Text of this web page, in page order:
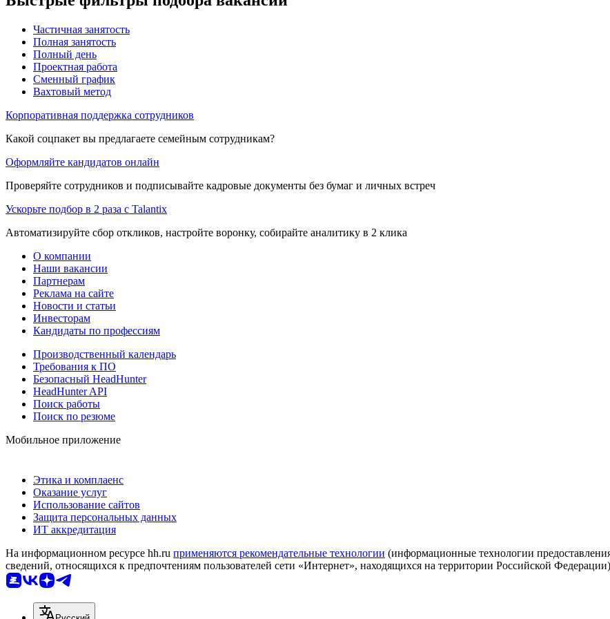
Частичная занятость
Полная занятость
Полный день
Проектная работа
Сменный график
Вахтовый метод
Корпоративная поддержка сотрудников
Какой соцпакет вы предлагаете семейным сотрудникам?
Оформляйте кандидатов онлайн
Проверяйте сотрудников и подписывайте кадровые документы без бумаг и личных встреч
Ускорьте подбор в 2 раза с Talantix
Автоматизируйте сбор откликов, настройте воронку, собирайте аналитику в 2 клика
О компании
Наши вакансии
Партнерам
Реклама на сайте
Новости и статьи
Инвесторам
Кандидаты по профессиям
Производственный календарь
Требования к ПО
Безопасный HeadHunter
HeadHunter API
Поиск работы
Поиск по резюме
Мобильное приложение
Этика и комплаенс
Оказание услуг
Использование сайтов
Защита персональных данных
ИТ аккредитация
На информационном ресурсе hh.ru применяются рекомендательные технологии (информационные технологии
сведений, относящихся к предпочтениям пользователей сети «Интернет», находящихся на территории Российской Федерации)